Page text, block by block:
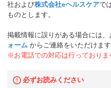
社および株式会社eヘルスケアで
ものとします。
掲載情報に誤りがある場合には、
ォーム からご連絡をいただけま
※お電話での対応は行っておりま
必ずお読みください